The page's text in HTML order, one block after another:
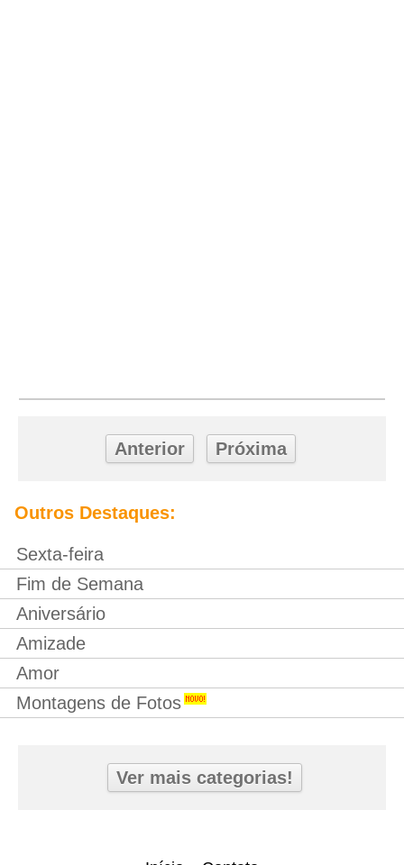
Anterior Próxima
Outros Destaques:
Sexta-feira
Fim de Semana
Aniversário
Amizade
Amor
Montagens de Fotos
Ver mais categorias!